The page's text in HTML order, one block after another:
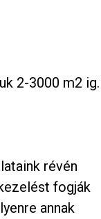
2-3000 m2 ig.
révén
fogják
annak